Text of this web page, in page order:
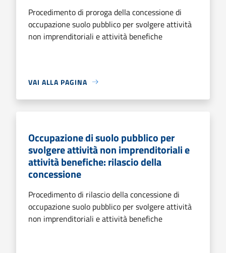
Procedimento di proroga della concessione di
occupazione suolo pubblico per svolgere attività
non imprenditoriali e attività benefiche
VAI ALLA PAGINA
Occupazione di suolo pubblico per
svolgere attività non imprenditoriali e
attività benefiche: rilascio della
concessione
Procedimento di rilascio della concessione di
occupazione suolo pubblico per svolgere attività
non imprenditoriali e attività benefiche